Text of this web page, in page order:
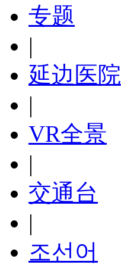
专题
|
延边医院
|
VR全景
|
交通台
|
조선어